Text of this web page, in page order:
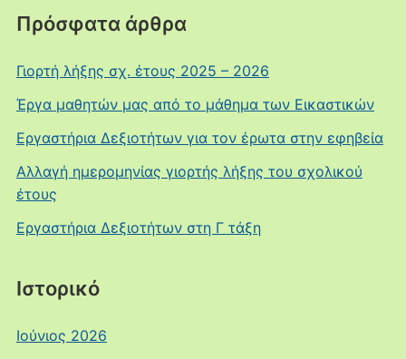
Πρόσφατα άρθρα
Γιορτή λήξης σχ. έτους 2025 – 2026
Έργα μαθητών μας από το μάθημα των Εικαστικών
Εργαστήρια Δεξιοτήτων για τον έρωτα στην εφηβεία
Αλλαγή ημερομηνίας γιορτής λήξης του σχολικού
έτους
Εργαστήρια Δεξιοτήτων στη Γ τάξη
Ιστορικό
Ιούνιος 2026